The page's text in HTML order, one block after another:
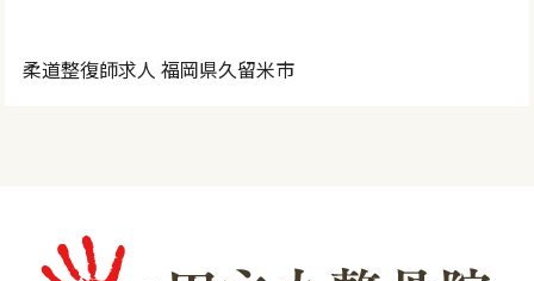
柔道整復師求人 福岡県久留米市